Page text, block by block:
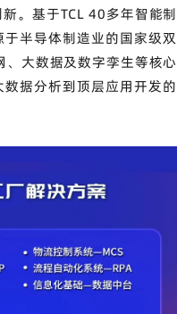
。基于TCL 40多年智能制
半导体制造业的国家级双
大数据及数字孪生等核心
据分析到顶层应用开发的